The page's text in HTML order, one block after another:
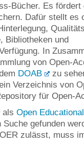
Bücher. Es fördert
Dafür stellt es
Bibliotheken und
In
von Open-
DOAB
zu
Verzeichnis von
für Open-
alsOpen
gefunden
zulässt, muss